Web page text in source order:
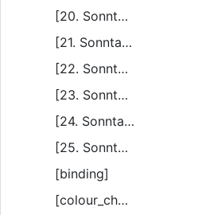
[20. Sonntag nach Trinitatis]
[21. Sonntag nach Trinitatis]
[22. Sonntag nach Trinitatis]
[23. Sonntag nach Trinitatis]
[24. Sonntag nach Trinitatis]
[25. Sonntag nach Trinitatis]
[binding]
[colour_checker]